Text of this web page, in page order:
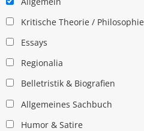
Kritische Theorie / Philosophie
Essays
Regionalia
Belletristik & Biografien
Allgemeines Sachbuch
Humor & Satire